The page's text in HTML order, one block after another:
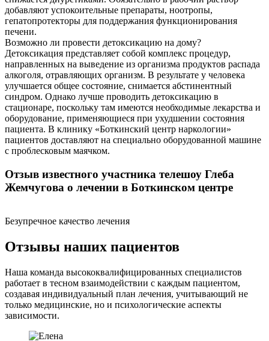
добавляют успокоительные препараты, ноотропы,
гепатопротекторы для поддержания функционирования
печени.
Возможно ли провести детоксикацию на дому?
Детоксикация представляет собой комплекс процедур,
направленных на выведение из организма продуктов распада
алкоголя, отравляющих организм. В результате у человека
улучшается общее состояние, снимается абстинентный
синдром. Однако лучше проводить детоксикацию в
стационаре, поскольку там имеются необходимые лекарства и
оборудование, применяющиеся при ухудшении состояния
пациента. В клинику «Боткинский центр наркологии»
пациентов доставляют на специально оборудованной машине
с проблесковым маячком.
Отзыв известного участника телешоу Глеба
Жемчугова о лечении в Боткинском центре
Безупречное качество лечения
Отзывы наших пациентов
Наша команда высококвалифицированных специалистов
работает в тесном взаимодействии с каждым пациентом,
создавая индивидуальный план лечения, учитывающий не
только медицинские, но и психологические аспекты
зависимости.